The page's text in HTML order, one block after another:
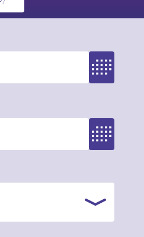
Zeitraum von
Zeitraum bis